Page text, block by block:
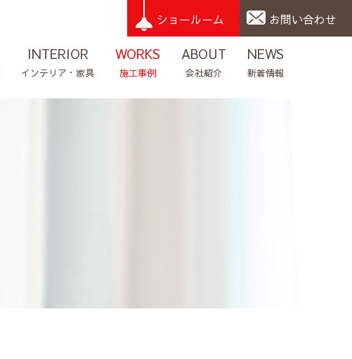
INTERIOR
インテリア・家具
WORKS
施工事例
ABOUT
会社紹介
NEWS
新着情報
ショールーム お問い合わせ